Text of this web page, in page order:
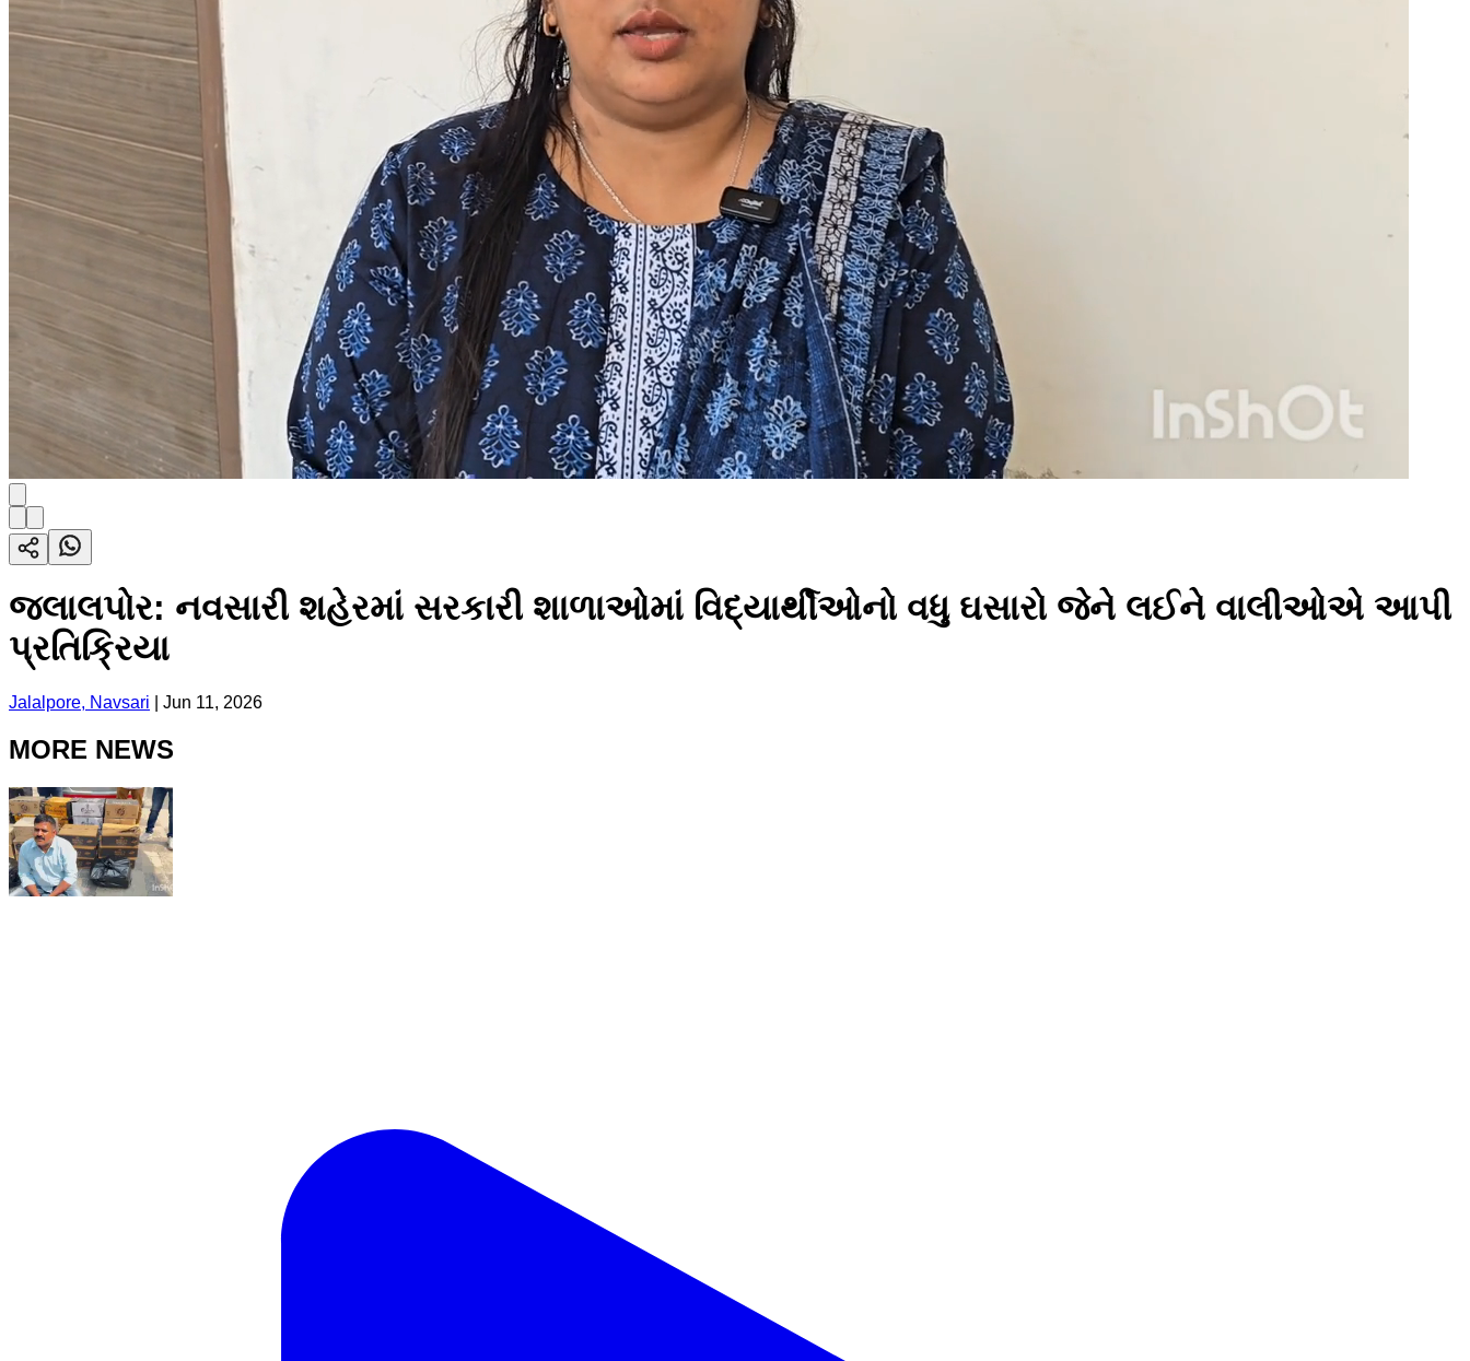
જલાલપોર: નવસારી શહેરમાં સરકારી શાળાઓમાં વિદ્યાર્થીઓનો વધુ ઘસારો જેને લઈને વાલીઓએ આપી
પ્રતિક્રિયા
Jalalpore, Navsari Jun 11, 2026
MORE NEWS